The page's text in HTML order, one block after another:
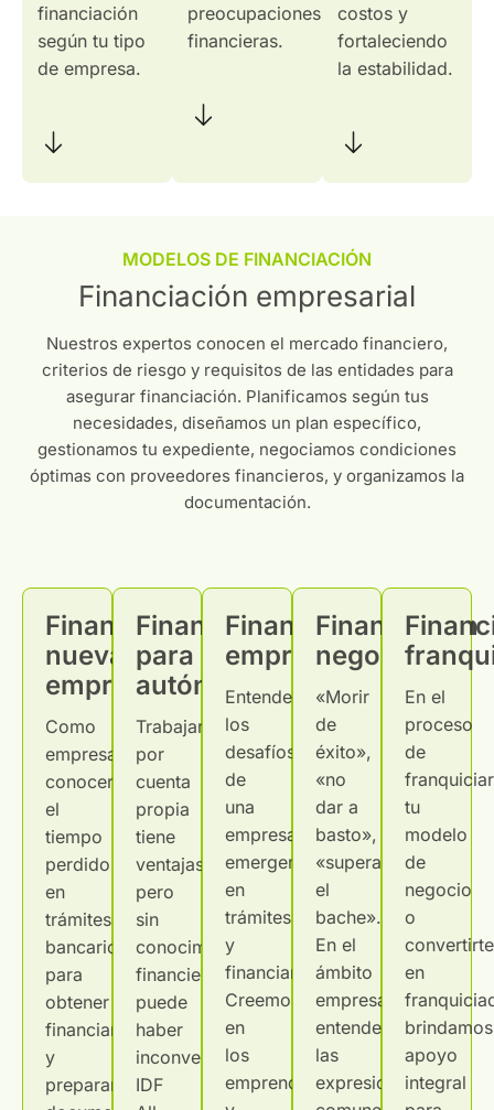
financiación
según tu tipo
de empresa.
preocupaciones
financieras.
costos y
fortaleciendo
la estabilidad.
MODELOS DE FINANCIACIÓN
Financiación empresarial
Nuestros expertos conocen el mercado financiero,
criterios de riesgo y requisitos de las entidades para
asegurar financiación. Planificamos según tus
necesidades, diseñamos un plan específico,
gestionamos tu expediente, negociamos condiciones
óptimas con proveedores financieros, y organizamos la
documentación.
Financiación
nuevas
empresas
Como
empresario,
conocerás
el
tiempo
perdido
en
trámites
bancarios
para
obtener
financiamiento
y
preparar
Financiación
para
autónomos
Trabajar
por
cuenta
propia
tiene
ventajas,
pero
sin
conocimiento
financiero
puede
haber
inconvenientes.
IDF
Financiación
emprendedores
Entendemos
los
desafíos
de
una
empresa
emergente
en
trámites
y
financiamiento.
Creemos
en
los
emprendedores
Financiación
negocios
«Morir
de
éxito»,
«no
dar a
basto»,
«superar
el
bache»…
En el
ámbito
empresarial,
entendemos
las
expresiones
En el
proceso
de
franquiciar
tu
modelo
de
negocio
o
convertirte
en
brindamos
apoyo
integral